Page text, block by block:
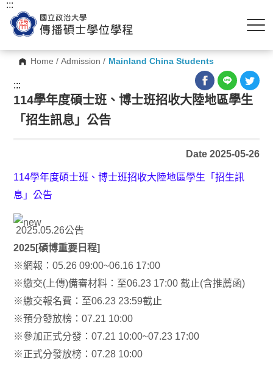
Home /Admission / Mainland China Students
:::
:::
114學年度碩士班、博士班招收大陸地區學生
「招生訊息」公告
Date 2025-05-26
114學年度碩士班、博士班招收大陸地區學生「招生訊
息」公告
2025.05.26公告
2025[碩博重要日程]
※網報：05.26 09:00~06.16 17:00
※繳交(上傳)備審材料：至06.23 17:00 截止(含推薦函)
※繳交報名費：至06.23 23:59截止
※預分發放榜：07.21 10:00
※參加正式分發：07.21 10:00~07.23 17:00
※正式分發放榜：07.28 10:00